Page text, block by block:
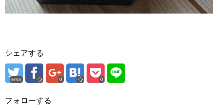
シェアする
error 0 0
フォローする